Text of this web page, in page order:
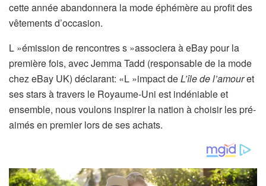
cette année abandonnera la mode éphémère au profit des
vêtements d’occasion.
L »émission de rencontres s »associera à eBay pour la
première fois, avec Jemma Tadd (responsable de la mode
chez eBay UK) déclarant: «L »impact deL’île de l’amouret
ses stars à travers le Royaume-Uni est indéniable et
ensemble, nous voulons inspirer la nation à choisir les pré-
aimés en premier lors de ses achats.